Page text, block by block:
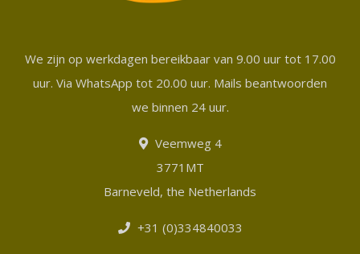
We zijn op werkdagen bereikbaar van 9.00 uur tot 17.00
uur. Via WhatsApp tot 20.00 uur. Mails beantwoorden
we binnen 24 uur.
Veemweg 4
3771MT
Barneveld, the Netherlands
+31 (0)334840033